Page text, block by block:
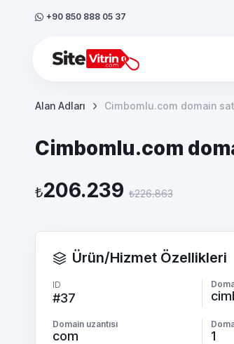
+90 850 888 05 37
Alan Adları Cimbomlu.com domain
Cimbomlu.com
₺206.239₺226.863
Ürün/Hizmet Özellikleri
ID
#37
Domain uzantısı
com 1